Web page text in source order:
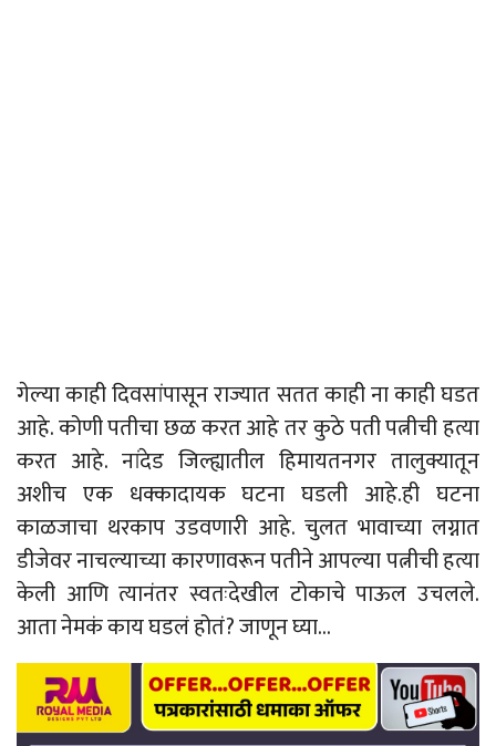
गेल्या काही दिवसांपासून राज्यात सतत काही ना काही घडत
आहे. कोणी पतीचा छळ करत आहे तर कुठे पती पत्नीची हत्या
करत आहे. नांदेड जिल्ह्यातील हिमायतनगर तालुक्यातून
अशीच एक धक्कादायक घटना घडली आहे.ही घटना
काळजाचा थरकाप उडवणारी आहे. चुलत भावाच्या लग्नात
डीजेवर नाचल्याच्या कारणावरून पतीने आपल्या पत्नीची हत्या
केली आणि त्यानंतर स्वतःदेखील टोकाचे पाऊल उचलले.
आता नेमकं काय घडलं होतं? जाणून घ्या…